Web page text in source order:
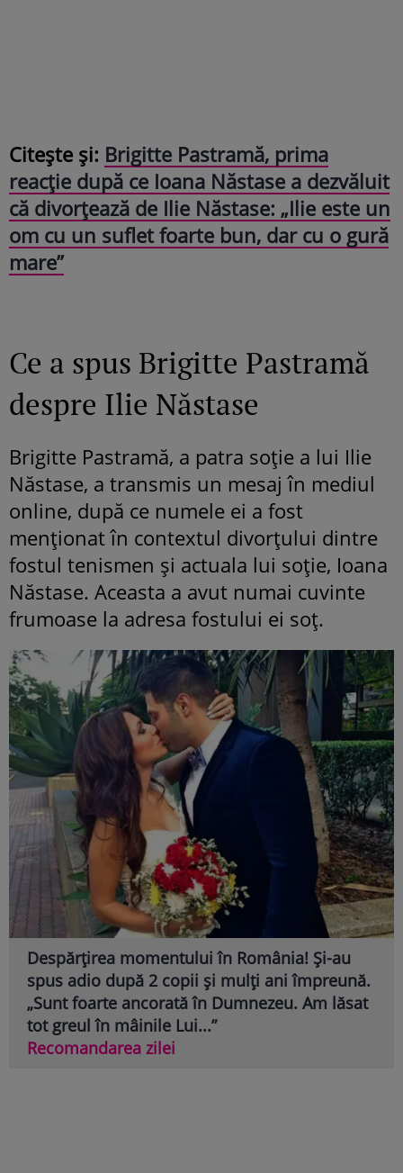
Citește și: Brigitte Pastramă, prima
reacție după ce Ioana Năstase a dezvăluit
că divorțează de Ilie Năstase: „Ilie este un
om cu un suflet foarte bun, dar cu o gură
mare”
Ce a spus Brigitte Pastramă
despre Ilie Năstase
Brigitte Pastramă, a patra soție a lui Ilie
Năstase, a transmis un mesaj în mediul
online, după ce numele ei a fost
menționat în contextul divorțului dintre
fostul tenismen și actuala lui soție, Ioana
Năstase. Aceasta a avut numai cuvinte
frumoase la adresa fostului ei soț.
Despărțirea momentului în România! Și-au
spus adio după 2 copii și mulți ani împreună.
„Sunt foarte ancorată în Dumnezeu. Am lăsat
tot greul în mâinile Lui...”
Recomandarea zilei